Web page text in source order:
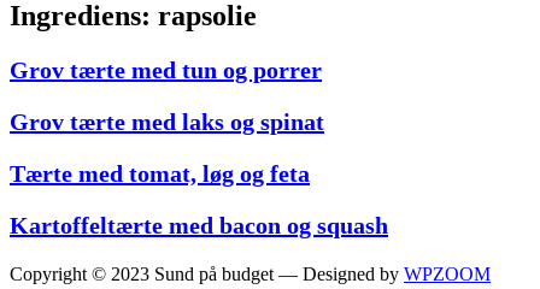
Ingrediens: rapsolie
Grov tærte med tun og porrer
Grov tærte med laks og spinat
Tærte med tomat, løg og feta
Kartoffeltærte med bacon og squash
Copyright © 2023 Sund på budget — Designed by WPZOOM